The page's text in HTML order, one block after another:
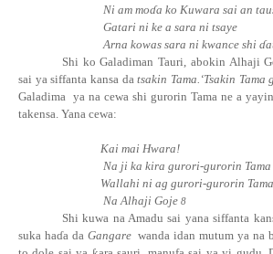
Ni am moɗa ko Kuwara sai an
Gatari ni ke a sara ni tsaye
Arna kowas sara ni kwance shi
Shi ko Galadiman Tauri, abokin Alhaji
sai ya siffanta kansa datsakin Tama.‘Tsakin Tama
Galadima ya na cewa shi gurorin Tama ne a
takensa. Yana cewa:
Kai mai Hwara!
Na ji ka kira gurori-gurorin Tama
Wallahi ni ag gurori-gurorin Tama
Na Alhaji Goje 8
Shi kuwa na Amadu sai yana siffanta
suka haɗada Gangare wanda idan mutum ya na